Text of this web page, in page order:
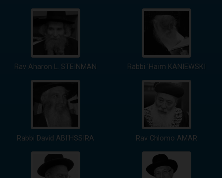
Rav Aharon L. STEINMAN Rabbi 'Haïm KANIEWSKI
Rabbi David ABI'HSSIRA Rav Chlomo AMAR